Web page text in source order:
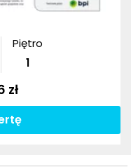
Piętro
1
zł